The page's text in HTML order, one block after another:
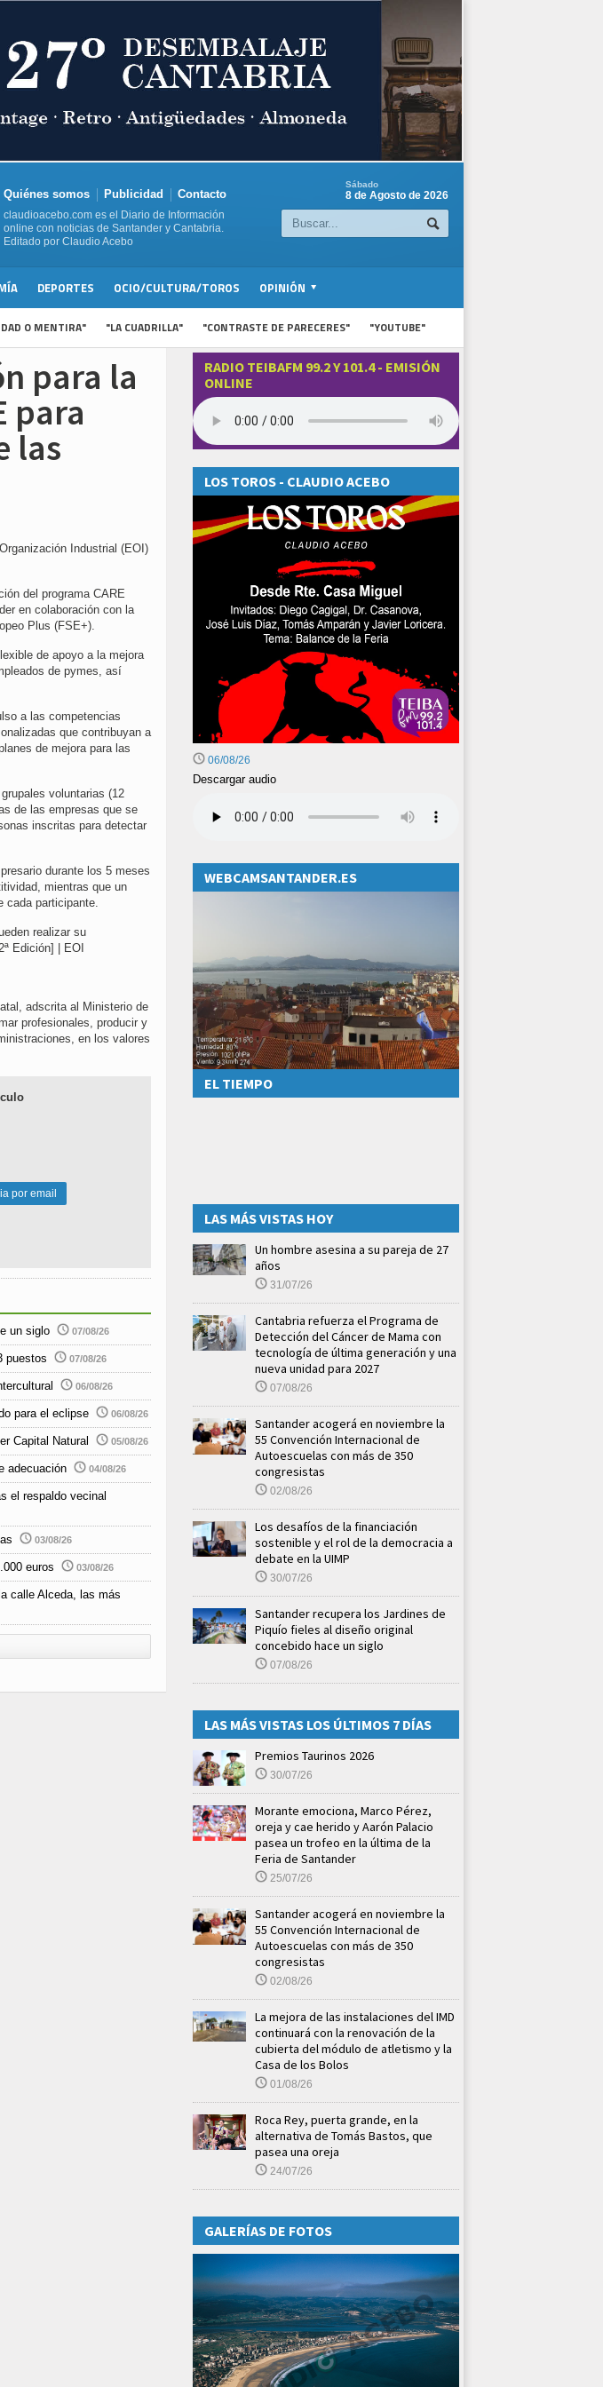
Quiénes somos Publicidad Contacto
claudioacebo.com es el Diario de Información
online con noticias de Santander y Cantabria.
Editado por Claudio Acebo
Sábado
8 de Agosto de 2026
DEPORTES OCIO/CULTURA/TOROS OPINIÓN
O MENTIRA" "LA CUADRILLA" "CONTRASTE DE PARECERES" "YOUTUBE"
para la
para
las
Industrial (EOI)
del programa CARE
en colaboración con la
Plus (FSE+).
de apoyo a la mejora
de pymes, así
a las competencias
que contribuyan a
de mejora para las
voluntarias (12
de las empresas que se
inscritas para detectar
durante los 5 meses
mientras que un
cada participante.
realizar su
Edición] | EOI
adscrita al Ministerio de
profesionales, producir y
en los valores
por email
un siglo 07/08/26
puestos 07/08/26
06/08/26
para el eclipse 06/08/26
Capital Natural 05/08/26
adecuación 04/08/26
el respaldo vecinal
03/08/26
euros 03/08/26
calle Alceda, las más
RADIO TEIBAFM 99.2 Y 101.4 - EMISIÓN
ONLINE
LOS TOROS - CLAUDIO ACEBO
06/08/26
Descargar audio
WEBCAMSANTANDER.ES
EL TIEMPO
LAS MÁS VISTAS HOY
Un hombre asesina a su pareja de 27
años
31/07/26
Cantabria refuerza el Programa de
Detección del Cáncer de Mama con
tecnología de última generación y una
nueva unidad para 2027
07/08/26
Santander acogerá en noviembre la
55 Convención Internacional de
Autoescuelas con más de 350
congresistas
02/08/26
Los desafíos de la financiación
sostenible y el rol de la democracia a
debate en la UIMP
30/07/26
Santander recupera los Jardines de
Piquío fieles al diseño original
concebido hace un siglo
07/08/26
LAS MÁS VISTAS LOS ÚLTIMOS 7 DÍAS
Premios Taurinos 2026
30/07/26
Morante emociona, Marco Pérez,
oreja y cae herido y Aarón Palacio
pasea un trofeo en la última de la
Feria de Santander
25/07/26
Santander acogerá en noviembre la
55 Convención Internacional de
Autoescuelas con más de 350
congresistas
02/08/26
La mejora de las instalaciones del IMD
continuará con la renovación de la
cubierta del módulo de atletismo y la
Casa de los Bolos
01/08/26
Roca Rey, puerta grande, en la
alternativa de Tomás Bastos, que
pasea una oreja
24/07/26
GALERÍAS DE FOTOS